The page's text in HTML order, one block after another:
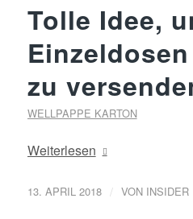
Tolle Idee,
zu
WELLPAPPE KARTON
Weiterlesen
13. APRIL 2018 / VON INSIDER